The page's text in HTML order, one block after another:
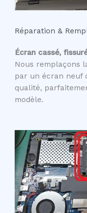
Réparation &
Écran cassé,
Nous remplaçons
par un écran neuf
qualité,
modèle.